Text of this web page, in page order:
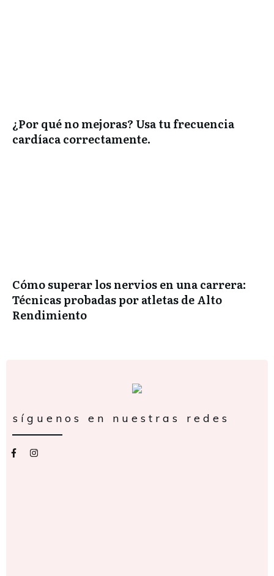
¿Por qué no mejoras? Usa tu frecuencia
cardíaca correctamente.
Cómo superar los nervios en una carrera:
Técnicas probadas por atletas de Alto
Rendimiento
síguenos en nuestras redes